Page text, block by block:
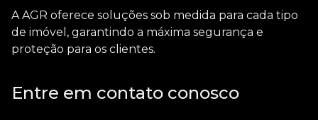
A AGR oferece soluções sob medida para cada tipo
de imóvel, garantindo a máxima segurança e
proteção para os clientes.
Entre em contato conosco